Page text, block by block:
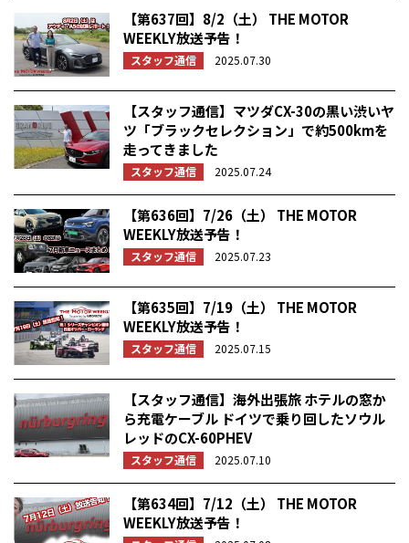
【第637回】8/2（土） THE MOTOR
WEEKLY放送予告！
スタッフ通信 2025.07.30
【スタッフ通信】マツダCX-30の黒い渋いヤ
ツ「ブラックセレクション」で約500kmを
走ってきました
スタッフ通信 2025.07.24
【第636回】7/26（土） THE MOTOR
WEEKLY放送予告！
スタッフ通信 2025.07.23
【第635回】7/19（土） THE MOTOR
WEEKLY放送予告！
スタッフ通信 2025.07.15
【スタッフ通信】海外出張旅 ホテルの窓か
ら充電ケーブル ドイツで乗り回したソウル
レッドのCX-60PHEV
スタッフ通信 2025.07.10
【第634回】7/12（土） THE MOTOR
WEEKLY放送予告！